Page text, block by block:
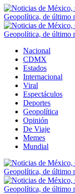
Nacional
CDMX
Estados
Internacional
Viral
Espectáculos
Deportes
Geopolítica
Opinión
De Viaje
Memes
Mundial